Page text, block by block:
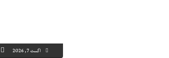
اگست 7, 2026